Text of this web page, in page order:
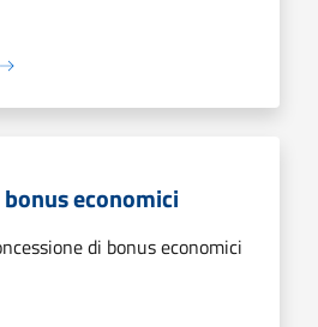
economici
di bonus economici